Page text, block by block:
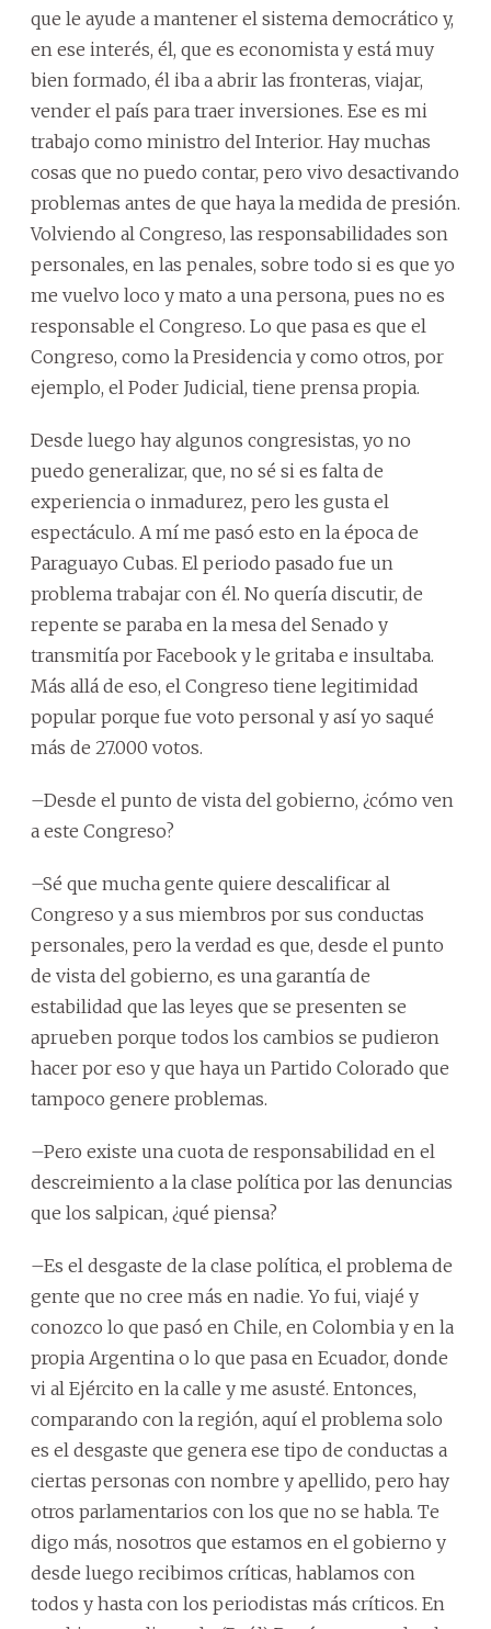
que le ayude a mantener el sistema democrático y,
en ese interés, él, que es economista y está muy
bien formado, él iba a abrir las fronteras, viajar,
vender el país para traer inversiones. Ese es mi
trabajo como ministro del Interior. Hay muchas
cosas que no puedo contar, pero vivo desactivando
problemas antes de que haya la medida de presión.
Volviendo al Congreso, las responsabilidades son
personales, en las penales, sobre todo si es que yo
me vuelvo loco y mato a una persona, pues no es
responsable el Congreso. Lo que pasa es que el
Congreso, como la Presidencia y como otros, por
ejemplo, el Poder Judicial, tiene prensa propia.
Desde luego hay algunos congresistas, yo no
puedo generalizar, que, no sé si es falta de
experiencia o inmadurez, pero les gusta el
espectáculo. A mí me pasó esto en la época de
Paraguayo Cubas. El periodo pasado fue un
problema trabajar con él. No quería discutir, de
repente se paraba en la mesa del Senado y
transmitía por Facebook y le gritaba e insultaba.
Más allá de eso, el Congreso tiene legitimidad
popular porque fue voto personal y así yo saqué
más de 27.000 votos.
–Desde el punto de vista del gobierno, ¿cómo ven
a este Congreso?
–Sé que mucha gente quiere descalificar al
Congreso y a sus miembros por sus conductas
personales, pero la verdad es que, desde el punto
de vista del gobierno, es una garantía de
estabilidad que las leyes que se presenten se
aprueben porque todos los cambios se pudieron
hacer por eso y que haya un Partido Colorado que
tampoco genere problemas.
–Pero existe una cuota de responsabilidad en el
descreimiento a la clase política por las denuncias
que los salpican, ¿qué piensa?
–Es el desgaste de la clase política, el problema de
gente que no cree más en nadie. Yo fui, viajé y
conozco lo que pasó en Chile, en Colombia y en la
propia Argentina o lo que pasa en Ecuador, donde
vi al Ejército en la calle y me asusté. Entonces,
comparando con la región, aquí el problema solo
es el desgaste que genera ese tipo de conductas a
ciertas personas con nombre y apellido, pero hay
otros parlamentarios con los que no se habla. Te
digo más, nosotros que estamos en el gobierno y
desde luego recibimos críticas, hablamos con
todos y hasta con los periodistas más críticos. En